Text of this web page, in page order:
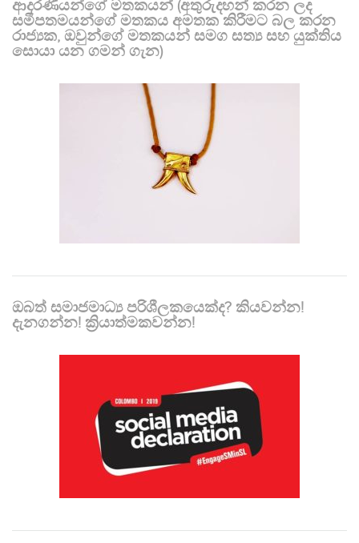
ආදරණීයන්ගේ මතකයන් (අතුරුදහන් කරන ලද
සමීපතමයන්ගේ මතකය අමතක කිරීමට බල කරන
රාජ්‍යක, ඔවුන්ගේ මතකයන් සමග සත්‍ය සහ යුක්තිය
සොයා යන ගමන් ගැන)
ඔබත් සමාජමාධ්‍ය පරිශීලකයෙක්ද? කියවන්න!
දැනගන්න! ක්‍රියාත්මකවන්න!